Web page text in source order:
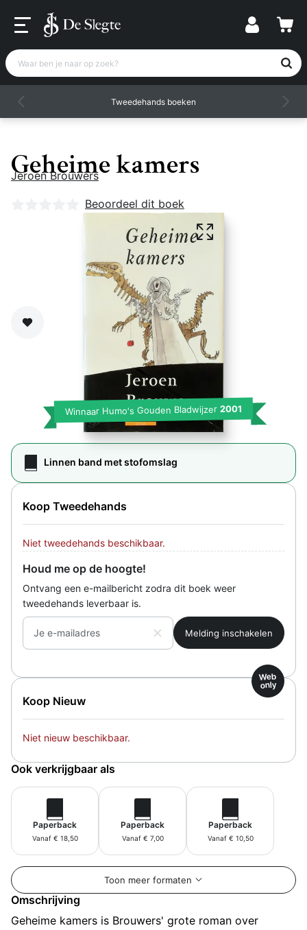
Waar ben je naar op zoek?
Tweedehands boeken
Geheime kamers
Jeroen Brouwers
Nog geen beoordelingen
Beoordeel dit boek
Winnaar Humo's Gouden Bladwijzer2001
Linnen band met stofomslag
Koop Tweedehands
Niet tweedehands beschikbaar.
Houd me op de hoogte!
Ontvang een e-mailbericht zodra dit boek weer
tweedehands leverbaar is.
Je e-mailadres
Koop Nieuw
Web
only
Niet nieuw beschikbaar.
Ook verkrijgbaar als
Paperback
Vanaf € 18,50
Paperback
Vanaf € 7,00
Paperback
Vanaf € 10,50
Toon meer formaten
Omschrijving
Geheime kamers is Brouwers' grote roman over